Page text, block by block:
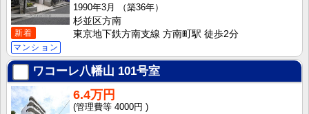
新着
マンション
1990年3月
（築36年）
杉並区方南
東京地下鉄方南支線 方南町駅 徒歩2分
ワコーレ八幡山 101号室
6.4万円
4000円